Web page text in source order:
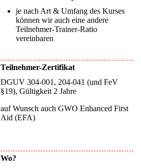
je nach Art & Umfang des Kurses
können wir auch eine andere
Teilnehmer-Trainer-Ratio
vereinbaren
Teilnehmer-Zertifikat
DGUV 304-001, 204-041 (und FeV
§19), Gültigkeit 2 Jahre
auf Wunsch auch GWO Enhanced First
Aid (EFA)
Wo?